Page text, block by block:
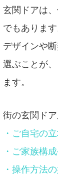
玄関ドアは
でもあります
デザインや
選ぶことが
ます。
街の玄関ド
・ご自宅の
・ご家族構
・操作方法